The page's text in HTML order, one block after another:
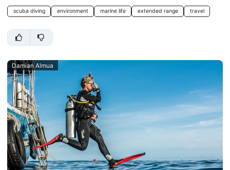
scuba diving environment marine life extended range travel
Damian Almua